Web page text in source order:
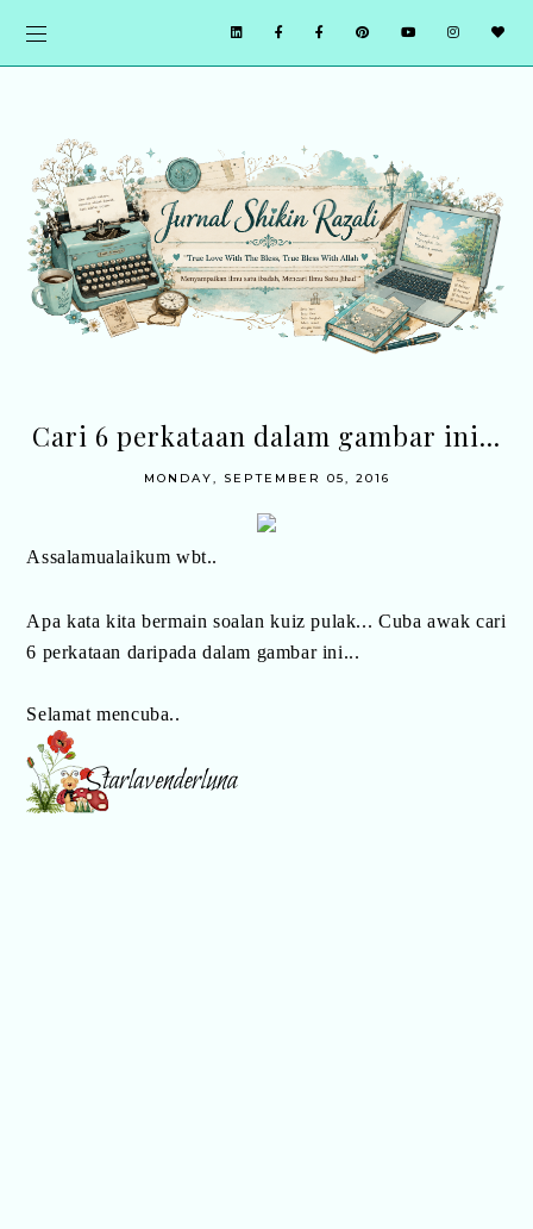
Cari 6 perkataan dalam gambar ini...
MONDAY, SEPTEMBER 05, 2016
Assalamualaikum wbt..
Apa kata kita bermain soalan kuiz pulak... Cuba awak cari
6 perkataan daripada dalam gambar ini...
Selamat mencuba..